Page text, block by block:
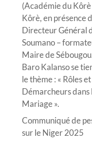
(Académie du
Kôrè, en présence
Directeur Général
Soumano –
Maire de
Baro Kalanso se
le thème : « Rôles
Démarcheurs
Mariage ».
Communiqué de
sur le Niger 2025